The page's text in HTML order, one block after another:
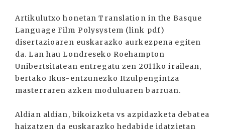
Artikulutxo honetan Translation in the Basque
Language Film Polysystem (link pdf)
disertazioaren euskarazko aurkezpena egiten
da. Lan hau Londreseko Roehampton
Unibertsitatean entregatu zen 2011ko irailean,
bertako Ikus-entzunezko Itzulpengintza
masterraren azken moduluaren barruan.
Aldian aldian, bikoizketa vs azpidazketa debatea
haizatzen da euskarazko hedabide idatzietan